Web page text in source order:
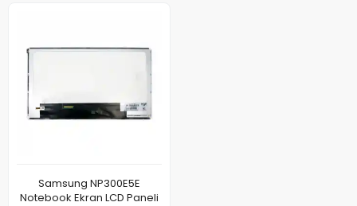
Samsung NP300E5E
Notebook Ekran LCD Paneli